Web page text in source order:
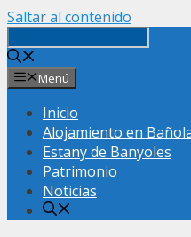
Saltar al contenido
Menú
Inicio
Alojamiento en
Estany de Banyoles
Patrimonio
Noticias